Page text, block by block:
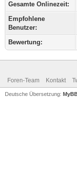
Gesamte Onlinezeit:
Empfohlene
Benutzer:
Bewertung:
Foren-Team Kontakt
Deutsche Übersetzung: